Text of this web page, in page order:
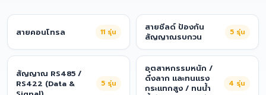
สายคอนโทรล 11 รุ่น
สายชีลด์ ป้องกัน
สัญญาณรบกวน
5 รุ่น
สัญญาณ RS485 /
RS422 (Data &
5 รุ่น
อุตสาหกรรมหนัก /
ดึงลาก และทนแรง
กระแทกสูง / ทนน้ำ
4 รุ่น